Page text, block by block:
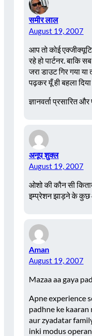
समीर लाल
August 19, 2007
आप तो कोई
रहे हो पार्टनर. बाकि
जरा डाउट गिर गया
पढ़कर यूँ ही बहला दिया
ज्ञानवर्ता प्रसारित
अनूप शुक्ल
August 19, 2007
ओशो की कौन सी
इम्प्रेशन झाड़ने के कुछ
Aman
August 19, 2007
Mazaa aa gaya
Apne experience
padhne ke kaaran
aur zyadatar
inki modus